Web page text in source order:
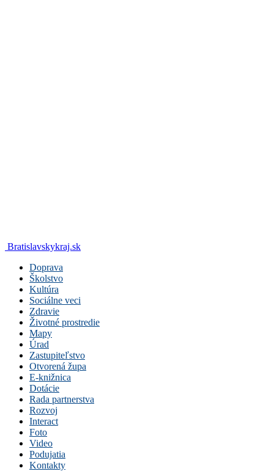
Bratislavskykraj.sk
Doprava
Školstvo
Kultúra
Sociálne veci
Zdravie
Životné prostredie
Mapy
Úrad
Zastupiteľstvo
Otvorená župa
E-knižnica
Dotácie
Rada partnerstva
Rozvoj
Interact
Foto
Video
Podujatia
Kontakty